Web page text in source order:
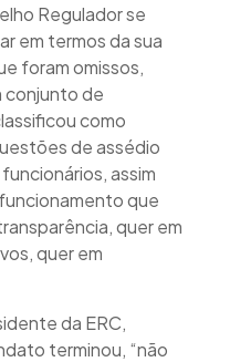
Regulador se
em termos da sua
foram omissos,
conjunto de
como
de assédio
assim
que
quer em
quer em
da ERC,
terminou, “não